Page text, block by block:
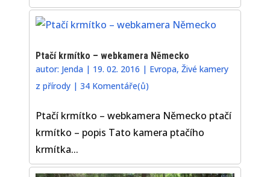
Ptačí krmítko – webkamera Německo
autor: Jenda | 19. 02. 2016 | Evropa,Živé kamery
z přírody |34 Komentáře(ů)
Ptačí krmítko – webkamera Německo ptačí
krmítko – popis Tato kamera ptačího
krmítka...